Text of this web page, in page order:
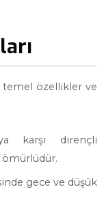
temel özellikler ve
karşı dirençli
ömürlüdür.
gece ve düşük